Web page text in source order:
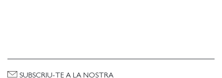
SUBSCRIU-TE A LA NOSTRA